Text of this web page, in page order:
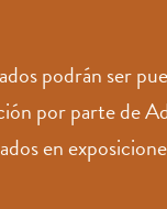
podrán ser
por parte de
en